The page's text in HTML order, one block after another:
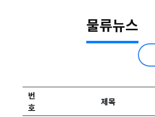
물류뉴스
번
호
제목